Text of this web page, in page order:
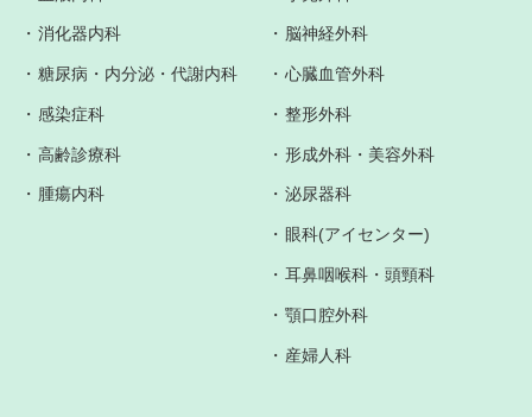
消化器内科
糖尿病・内分泌・代謝内科
感染症科
高齢診療科
腫瘍内科
脳神経外科
心臓血管外科
整形外科
形成外科・美容外科
泌尿器科
眼科(アイセンター)
耳鼻咽喉科・頭頸科
顎口腔外科
産婦人科